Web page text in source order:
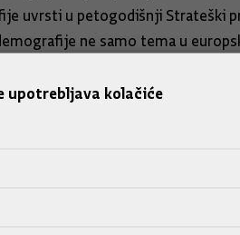
uvrsti u petogodišnji Strateški
ne samo tema u
von der Leyen, te se pri izradi
potpredsjednice Komisije
povjerenica ima ovakvu
upotrebljava kolačiće